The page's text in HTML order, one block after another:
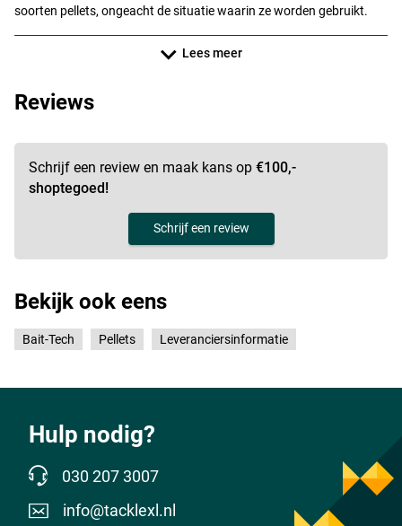
soorten pellets, ongeacht de situatie waarin ze worden gebruikt.
Lees meer
Reviews
Schrijf een review en maak kans op €100,-
shoptegoed!
Schrijf een review
Bekijk ook eens
Bait-Tech Pellets Leveranciersinformatie
Hulp nodig?
030 207 3007
info@tacklexl.nl